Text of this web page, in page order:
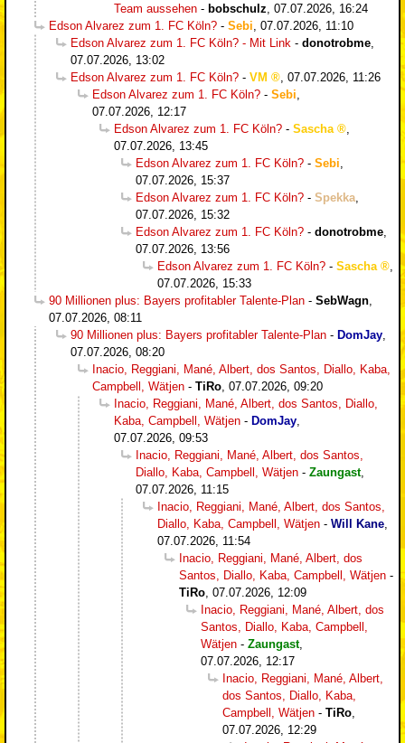
Team aussehen - bobschulz 07.07.2026, 16:24
Edson Alvarez zum 1. FC Köln? - Sebi 07.07.2026, 11:10
Edson Alvarez zum 1. FC Köln? - Mit Link - donotrobme
07.07.2026, 13:02
Edson Alvarez zum 1. FC Köln? - VM
07.07.2026, 11:26
Edson Alvarez zum 1. FC Köln? - Sebi
07.07.2026, 12:17
Edson Alvarez zum 1. FC Köln? - Sascha
07.07.2026, 13:45
Edson Alvarez zum 1. FC Köln? - Sebi
07.07.2026, 15:37
Edson Alvarez zum 1. FC Köln? - Spekka
07.07.2026, 15:32
Edson Alvarez zum 1. FC Köln? - donotrobme
07.07.2026, 13:56
Edson Alvarez zum 1. FC Köln? - Sascha
07.07.2026, 15:33
90 Millionen plus: Bayers profitabler Talente-Plan - SebWagn
07.07.2026, 08:11
90 Millionen plus: Bayers profitabler Talente-Plan - DomJay
07.07.2026, 08:20
Inacio, Reggiani, Mané, Albert, dos Santos, Diallo, Kaba,
Campbell, Wätjen - TiRo 07.07.2026, 09:20
Inacio, Reggiani, Mané, Albert, dos Santos, Diallo,
Kaba, Campbell, Wätjen - DomJay
07.07.2026, 09:53
Inacio, Reggiani, Mané, Albert, dos Santos,
Diallo, Kaba, Campbell, Wätjen - Zaungast,
07.07.2026, 11:15
Inacio, Reggiani, Mané, Albert, dos Santos,
Diallo, Kaba, Campbell, Wätjen - Will Kane
07.07.2026, 11:54
Inacio, Reggiani, Mané, Albert, dos
Santos, Diallo, Kaba, Campbell, Wätjen -
TiRo 07.07.2026, 12:09
Inacio, Reggiani, Mané, Albert, dos
Santos, Diallo, Kaba, Campbell,
Wätjen - Zaungast,
07.07.2026, 12:17
Inacio, Reggiani, Mané, Albert,
dos Santos, Diallo, Kaba,
Campbell, Wätjen - TiRo
07.07.2026, 12:29